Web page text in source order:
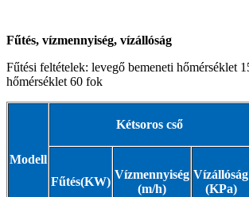
Fűtés, vízmennyiség, vízállóság
Fűtési feltételek: levegő bemeneti hőmérséklet
hőmérséklet 60 fok
Modell
Kétsoros cső
Fűtés(KW)
Vízmennyiség
(m/h)
Vízállóság
(KPa)